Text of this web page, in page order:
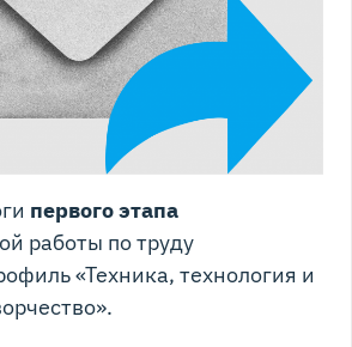
первого этапа
работы по труду
«Техника, технология и